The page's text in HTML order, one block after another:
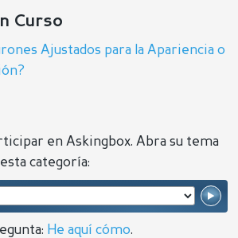
Curso
Ajustados para la Apariencia o
en Askingbox. Abra su tema
categoría:
He aquí cómo.